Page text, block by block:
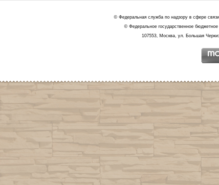
© Федеральная служба по надзору в сфере
© Федеральное государственное
107553, Москва, ул. Большая